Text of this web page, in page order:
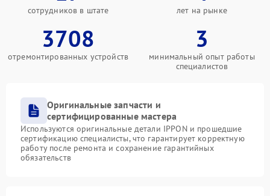
сотрудников в штате лет на рынке
3708
отремонтированных устройств
3
минимальный опыт работы
специалистов
Оригинальные запчасти и
сертифицированные мастера
Используются оригинальные детали IPPON и прошедшие
сертификацию специалисты, что гарантирует корректную
работу после ремонта и сохранение гарантийных
обязательств